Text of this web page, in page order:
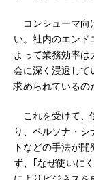
コンシューマ向
い。社内のエンド
よって業務効率
会に深く浸透して
求められているの
これを受けて、
り、ペルソナ・
トなどの手法が
ず、｢なぜ使いに